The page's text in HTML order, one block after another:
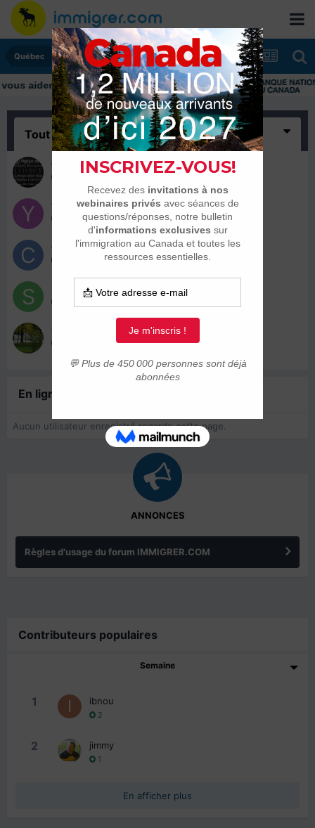
Québec
Tout(5)
eli1789
29 octobre 2020
yaz14
26 octobre 2020
chamy
26 octobre 2020
safa
26 octobre 2020
sublime85
26 octobre 2020
En ligne récemment
Aucun utilisateur enregistré regarde cette page.
ANNONCES
Règles d'usage du forum IMMIGRER.COM
Contributeurs populaires
Semaine
1 ibnou
2
2 jimmy
1
En afficher plus